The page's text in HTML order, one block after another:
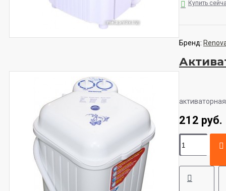
Купить
Бренд:
212 руб.